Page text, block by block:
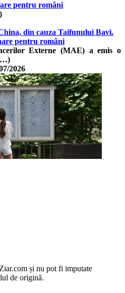
pentru români
din cauza Taifunului Bavi.
pentru români
Externe (MAE) a emis o
2026
și nu pot fi imputate
de origină.